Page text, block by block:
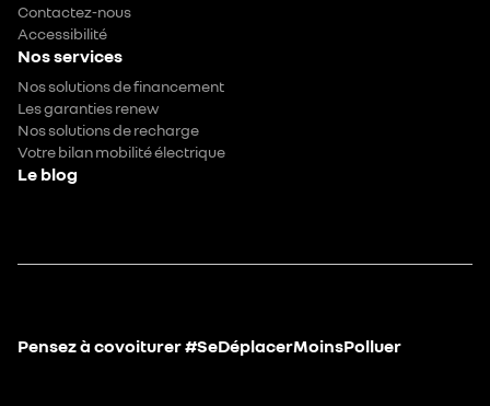
Contactez-nous
Accessibilité
Nos services
Nos solutions de financement
Les garanties renew
Nos solutions de recharge
Votre bilan mobilité électrique
Le blog
Pensez à covoiturer #SeDéplacerMoinsPolluer